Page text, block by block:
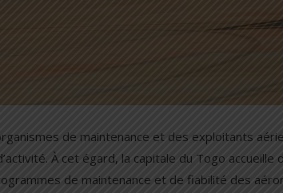
de maintenance et des exploitants
À cet égard, la capitale du Togo accueille
de maintenance et de fiabilité des